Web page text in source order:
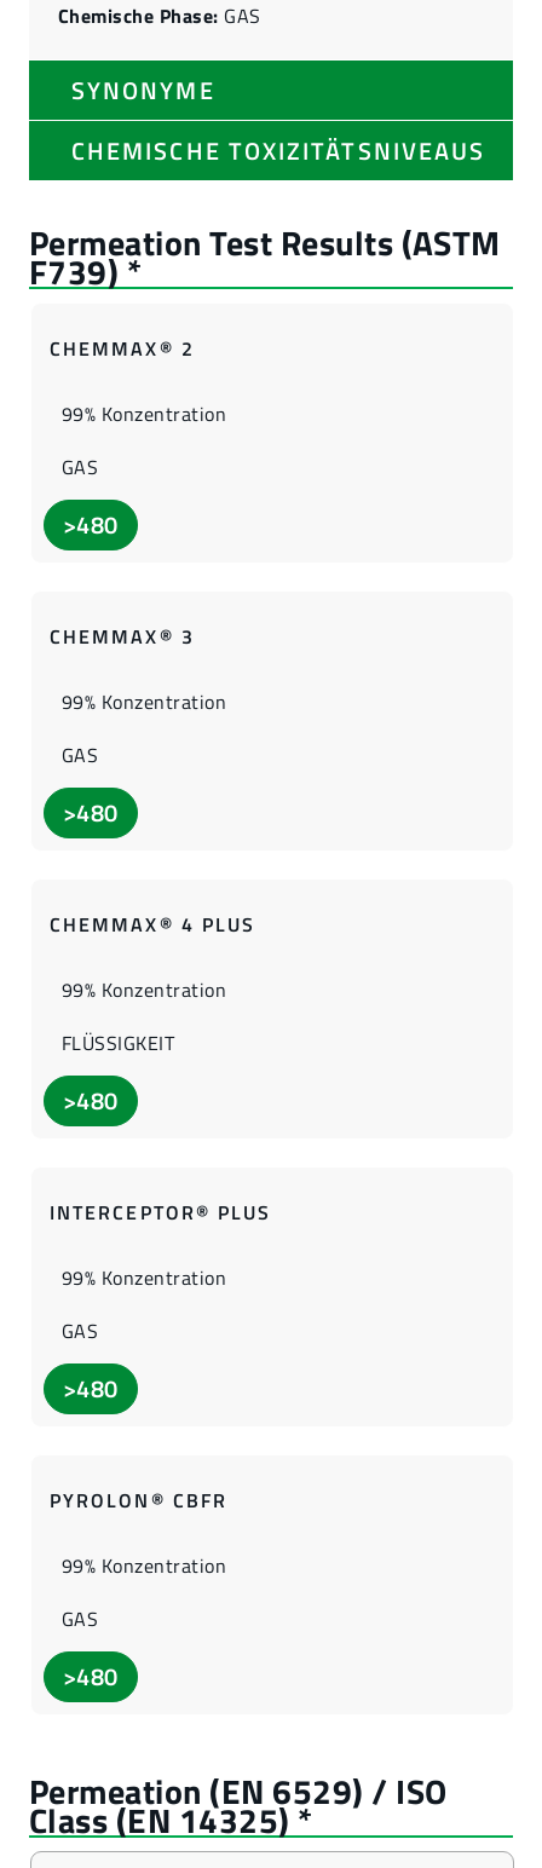
SYNONYME
CHEMISCHE TOXIZITÄTSNIVEAUS
Chemische Phase: GAS
CHEMMAX® 2
99% Konzentration
GAS
>480
CHEMMAX® 3
99% Konzentration
GAS
>480
CHEMMAX® 4 PLUS
99% Konzentration
FLÜSSIGKEIT
>480
INTERCEPTOR® PLUS
99% Konzentration
GAS
>480
PYROLON® CBFR
99% Konzentration
GAS
>480